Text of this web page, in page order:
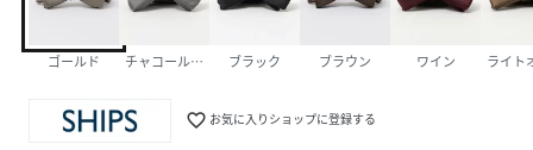
ゴールド チャコールグレー ブラック ブラウン ワイン ライト
favorite_border お気に入りショップに登録する